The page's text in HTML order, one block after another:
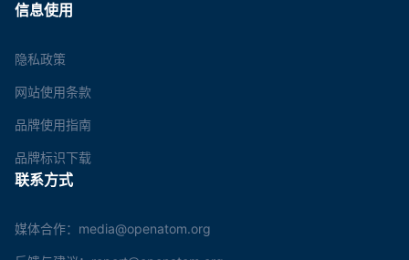
信息使用
隐私政策
网站使用条款
品牌使用指南
品牌标识下载
联系方式
媒体合作：media@openatom.org